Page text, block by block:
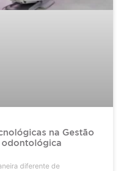
na Gestão
odontológica
diferente de